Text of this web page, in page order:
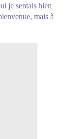
je sentais bien
mais à